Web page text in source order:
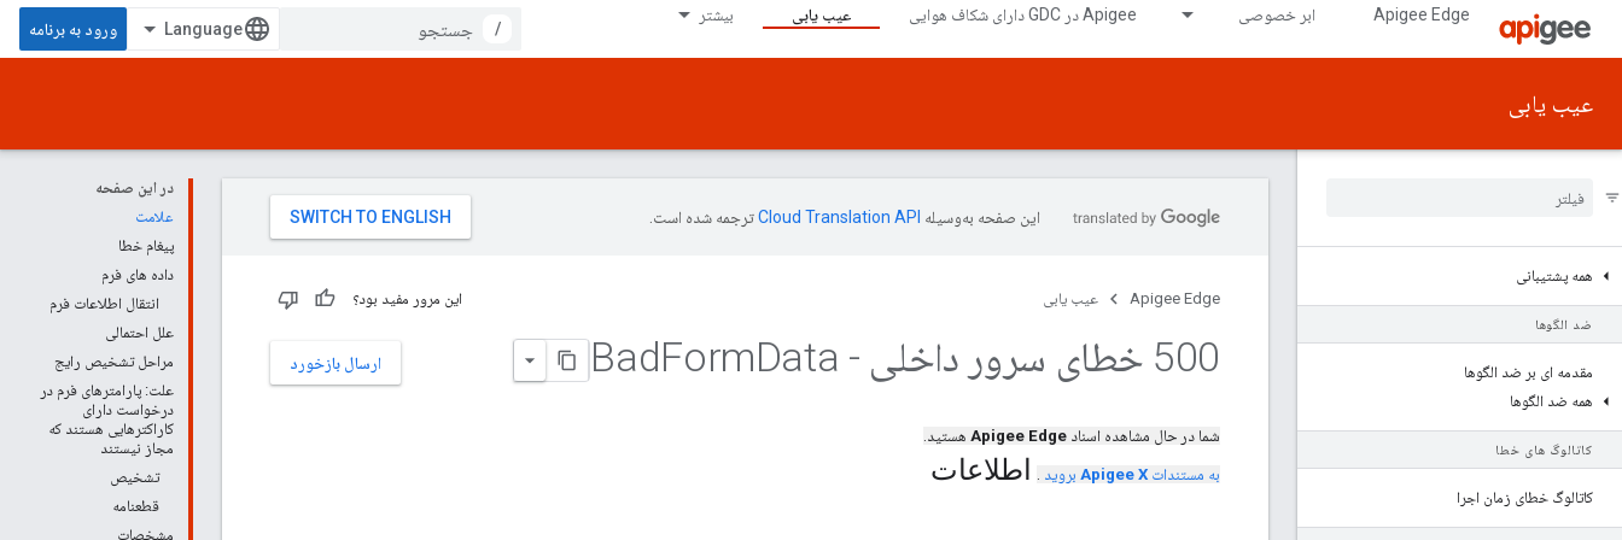
Apigee Edge ابر خصوصی Apigee در GDC دارای شکاف هوایی عیب یابی بیشتر
/ ورود به برنامه
عیب یابی
همه پشتیبانی
ضد الگوها
مقدمه ای بر ضد الگوها
همه ضد الگوها
کاتالوگ های خطا
کاتالوگ خطای زمان اجرا
در این صفحه
علامت
پیغام خطا
داده های فرم
انتقال اطلاعات فرم
علل احتمالی
مراحل تشخیص رایج
علت: پارامترهای فرم در
درخواست دارای
کاراکترهایی هستند که
مجاز نیستند
تشخیص
قطعنامه
مشخصات
این صفحه به‌وسیله ترجمه شده است.
Apigee Edge عیب یابی این مرور مفید بود؟
ارسال بازخورد 500 خطای سرور داخلی - Bad FormData
شما در حال مشاهده اسناد Apigee Edge هستید.
به مستندات Apigee X بروید . اطلاعات